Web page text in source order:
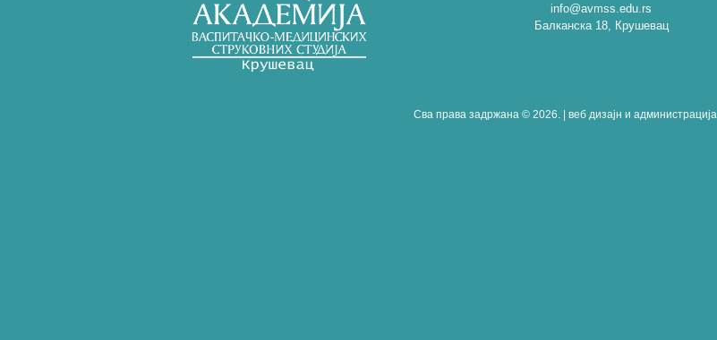
info@avmss.edu.rs
Балканска 18, Крушевац
Сва права задржана © 2026. | веб дизајн и администрација